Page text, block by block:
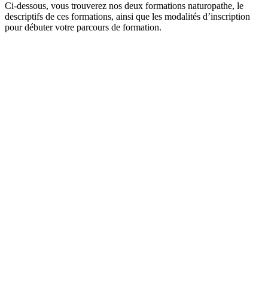
Ci-dessous, vous trouverez nos deux formations naturopathe, le
descriptifs de ces formations, ainsi que les modalités d’inscription
pour débuter votre parcours de formation.